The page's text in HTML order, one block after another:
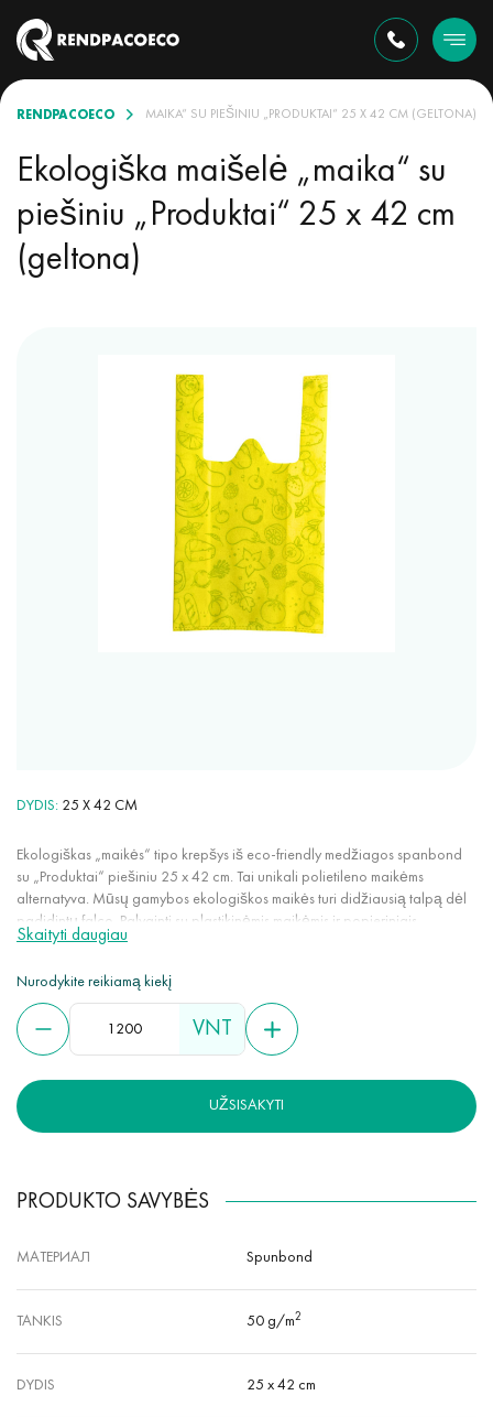
RENDPACOECO
EKOLOGIŠKA MAIŠELĖ „MAIKA“ SU PIEŠINIU „PRODUKTAI“ 25 X 42 CM (GELTONA)
Ekologiška maišelė „maika“ su
piešiniu „Produktai“ 25 x 42 cm
(geltona)
DYDIS 25 X 42 CM
Ekologiškas „maikės“ tipo krepšys iš eco-friendly medžiagos spanbond
su „Produktai“ piešiniu 25 x 42 cm. Tai unikali polietileno maikėms
alternatyva. Mūsų gamybos ekologiškos maikės turi didžiausią talpą dėl
padidintų falco. Palyginti su plastikinėmis maikėmis ir popieriniais
maišeliais, ekologiškos maikės nesiplėšia nuo atsitiktinių skylės ar pjūvio.
Skaityti daugiau
Nurodykite reikiamą kiekį
VNT
UŽSISAKYTI
PRODUKTO SAVYBĖS
МАТЕРИАЛ Spunbond
TANKIS 50 g/m2
DYDIS 25 x 42 cm